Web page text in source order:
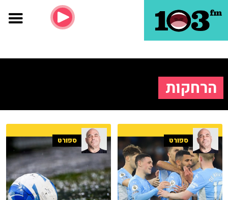
הרחקות
ספורט ספורט